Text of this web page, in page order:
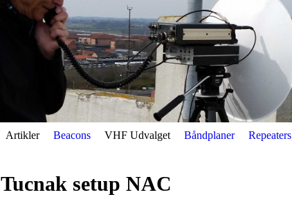
Artikler Beacons VHF Udvalget Båndplaner Repeaters
Tucnak setup NAC